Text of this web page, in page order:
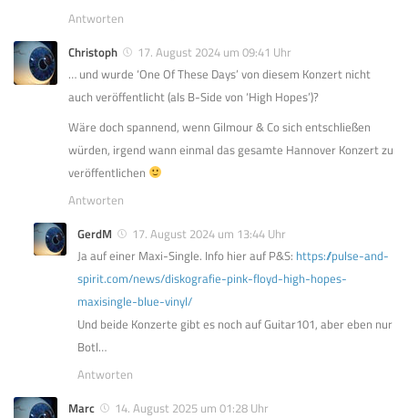
Antworten
Christoph
17. August 2024 um 09:41 Uhr
… und wurde ‘One Of These Days’ von diesem Konzert nicht
auch veröffentlicht (als B-Side von ‘High Hopes’)?
Wäre doch spannend, wenn Gilmour & Co sich entschließen
würden, irgend wann einmal das gesamte Hannover Konzert zu
veröffentlichen
Antworten
GerdM
17. August 2024 um 13:44 Uhr
Ja auf einer Maxi-Single. Info hier auf P&S: https://pulse-and-
spirit.com/news/diskografie-pink-floyd-high-hopes-
maxisingle-blue-vinyl/
Und beide Konzerte gibt es noch auf Guitar101, aber eben nur
Botl…
Antworten
Marc
14. August 2025 um 01:28 Uhr